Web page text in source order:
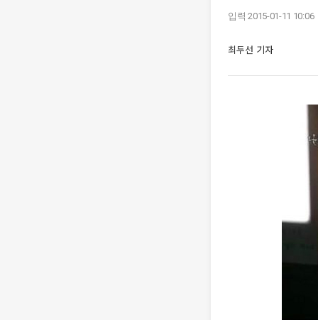
입력 2015-01-11 10:06
최두선 기자